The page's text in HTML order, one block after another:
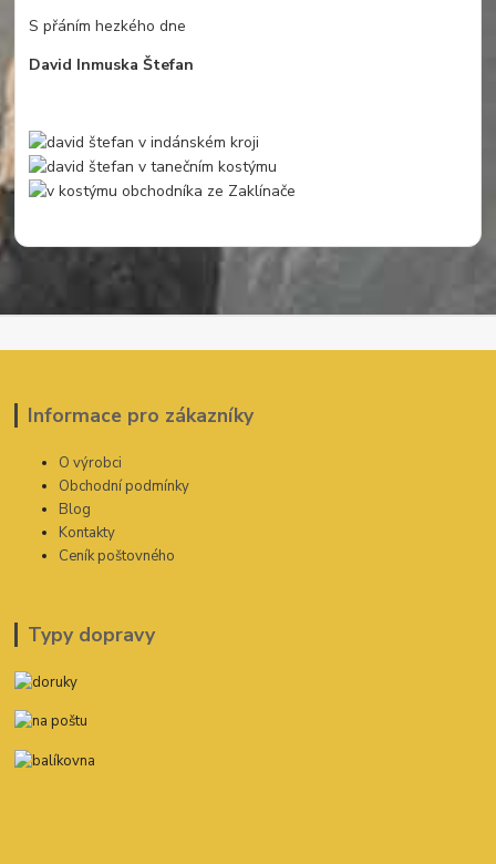
S přáním hezkého dne
David Inmuska Štefan
Informace pro zákazníky
O výrobci
Obchodní podmínky
Blog
Kontakty
Ceník poštovného
Typy dopravy